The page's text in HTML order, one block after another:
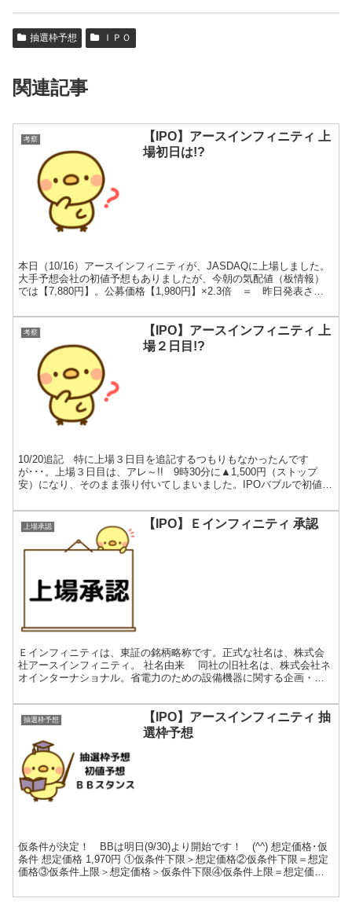
抽選枠予想 ＩＰＯ
関連記事
考察
【IPO】アースインフィニティ 上
場初日は!?
本日（10/16）アースインフィニティが、JASDAQに上場しました。
大手予想会社の初値予想もありましたが、今朝の気配値（板情報）
では【7,880円】。公募価格【1,980円】×2.3倍 ＝ 昨日発表され
考察
【IPO】アースインフィニティ 上
場２日目!?
10/20追記 特に上場３日目を追記するつもりもなかったんです
が･･･。上場３日目は、アレ～!! 9時30分に▲1,500円（ストップ
安）になり、そのまま張り付いてしまいました。IPOバブルで初値は
上場承認 【IPO】Ｅインフィニティ 承認
Ｅインフィニティは、東証の銘柄略称です。正式な社名は、株式会
社アースインフィニティ。 社名由来 同社の旧社名は、株式会社ネ
オインターナショナル。省電力のための設備機器に関する企画・設
抽選枠予想
【IPO】アースインフィニティ 抽
選枠予想
仮条件が決定！ BBは明日(9/30)より開始です！ (^^) 想定価格･仮
条件 想定価格 1,970円 ①仮条件下限＞想定価格②仮条件下限＝想定
価格③仮条件上限＞想定価格＞仮条件下限④仮条件上限＝想定価格